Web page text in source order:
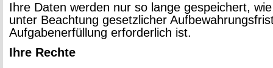
Ihre Daten wer­den nur so lange ge­spei­chert,
unter Be­ach­tung ge­setz­li­cher
Auf­ga­ben­er­fül­lung er­for­der­lich ist.
Ihre Rech­te